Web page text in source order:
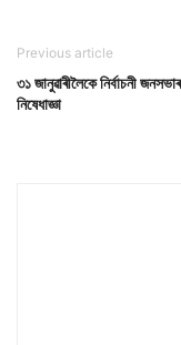
Previous article
৩১ জানুৱাৰীলৈকে নিৰ্বাচনী
নিষেধাজ্ঞা